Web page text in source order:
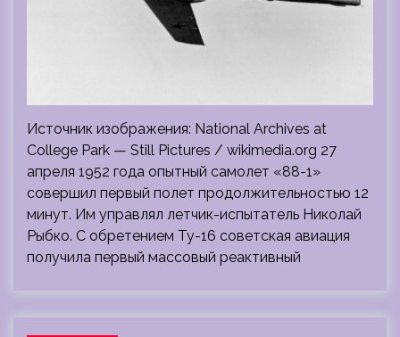
Источник изображения: National Archives at
College Park — Still Pictures / wikimedia.org 27
апреля 1952 года опытный самолет «88-1»
совершил первый полет продолжительностью 12
минут. Им управлял летчик-испытатель Николай
Рыбко. С обретением Ту-16 советская авиация
получила первый массовый реактивный